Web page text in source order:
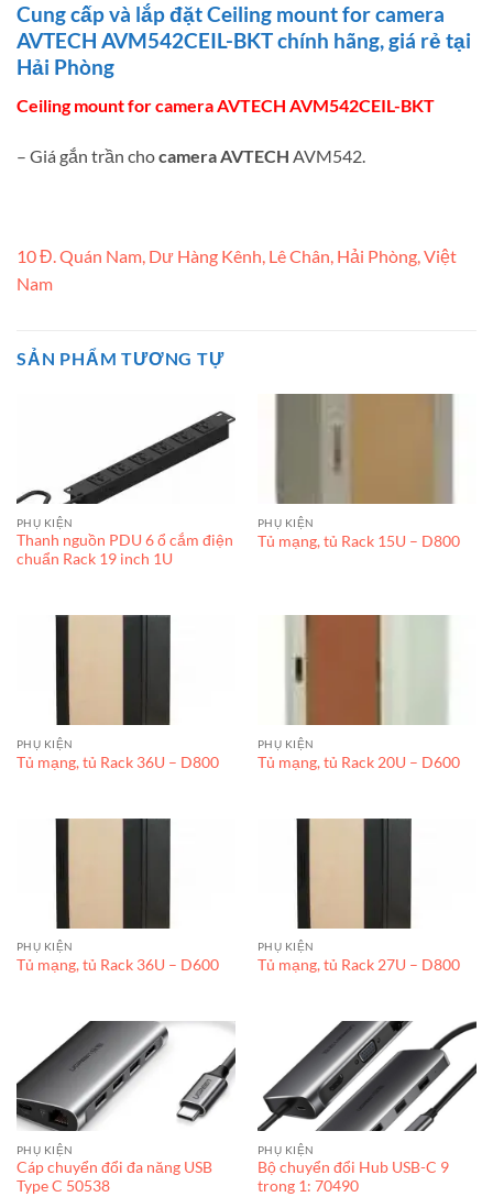
Cung cấp và lắp đặt Ceiling mount for camera
AVTECH AVM542CEIL-BKT chính hãng, giá rẻ tại
Hải Phòng
Ceiling mount for camera AVTECH AVM542CEIL-BKT
– Giá gắn trần chocamera AVTECH AVM542.
10 Đ. Quán Nam, Dư Hàng Kênh, Lê Chân, Hải Phòng, Việt
Nam
SẢN PHẨM TƯƠNG TỰ
PHỤ KIỆN
Thanh nguồn PDU 6 ổ cắm điện
chuẩn Rack 19 inch 1U
PHỤ KIỆN
Tủ mạng, tủ Rack 15U – D800
PHỤ KIỆN
Tủ mạng, tủ Rack 36U – D800
PHỤ KIỆN
Tủ mạng, tủ Rack 20U – D600
PHỤ KIỆN
Tủ mạng, tủ Rack 36U – D600
PHỤ KIỆN
Tủ mạng, tủ Rack 27U – D800
PHỤ KIỆN
Cáp chuyển đổi đa năng USB
Type C 50538
PHỤ KIỆN
Bộ chuyển đổi Hub USB-C 9
trong 1: 70490